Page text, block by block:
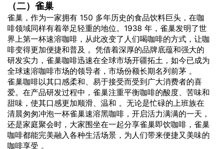
（二）雀巢
雀巢，作为一家拥有 150 多年历史的食品饮料巨头，在咖
啡领域同样有着举足轻重的地位。1938 年，雀巢发明了世
界上第一杯速溶咖啡，从此改变了人们喝咖啡的方式，让咖
啡变得更加便捷和普及 。凭借着深厚的品牌底蕴和强大的
研发实力，雀巢咖啡迅速在全球市场开疆拓土，如今已成为
全球速溶咖啡市场的领导者，市场份额长期名列前茅 。
雀巢咖啡以其口感柔和、易于接受而受到广大消费者的喜
爱。在产品研发过程中，雀巢注重平衡咖啡的酸度、苦味和
甜味，使其口感更加顺滑、温和 。无论是忙碌的上班族在
清晨匆匆冲泡一杯雀巢速溶黑咖啡，开启活力满满的一天，
还是家庭聚会时，大家围坐在一起分享雀巢即饮咖啡，雀巢
咖啡都能完美融入各种生活场景，为人们带来便捷又美味的
咖啡享受 。